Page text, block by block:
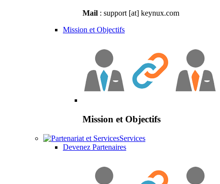
Mail : support [at] keynux.com
Mission et Objectifs
Mission et Objectifs
Services
Devenez Partenaires